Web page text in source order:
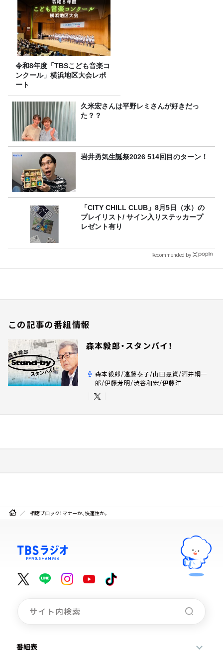
令和8年度「TBSこども音楽コ
ンクール」横浜地区大会レポ
ート
久米宏さんは平野レミさんが好きだっ
た？？
岩井勇気生誕祭2026 514回目のターン！
「CITY CHILL CLUB」8月5日（水）の
プレイリスト/ サイン入りステッカープ
レゼント有り
Recommended by
この記事の番組情報
森本毅郎・スタンバイ！
森本毅郎/遠藤泰子/山田惠資/酒井綱一
郎/伊藤芳明/渋谷和宏/伊藤洋一
相席ブロック！マナーか、快適性か。
番組表